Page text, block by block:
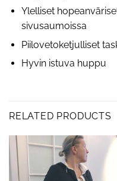
Ylelliset
sivusaumoissa
Piilovetoketjulliset
Hyvin istuva huppu
RELATED PRODUCTS